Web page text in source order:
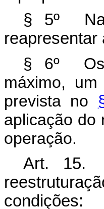
§ 5º Na
reapresentar
§ 6º
máximo,
prevista no
aplicação do
operação.
Art. 15.
condições: